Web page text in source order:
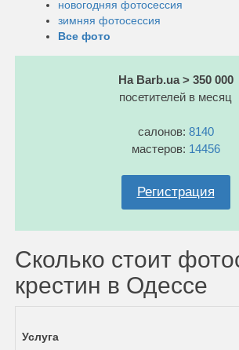
новогодняя фотосессия
зимняя фотосессия
Все фото
На Barb.ua > 350 000
посетителей в месяц
салонов: 8140
мастеров: 14456
Регистрация
Сколько стоит
крестин в Одессе
Услуга